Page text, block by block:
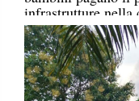
infrastrutture nella
un terzo della
latticini.